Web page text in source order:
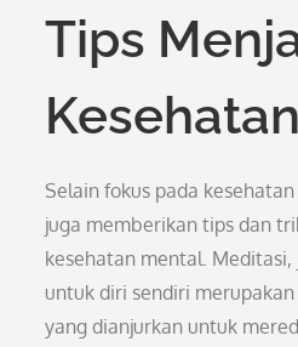
Tips
Selain fokus pada
juga memberikan tips dan
kesehatan mental.
untuk diri sendiri
yang dianjurkan untuk